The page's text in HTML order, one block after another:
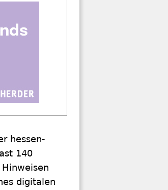
hessen-
140
digitalen